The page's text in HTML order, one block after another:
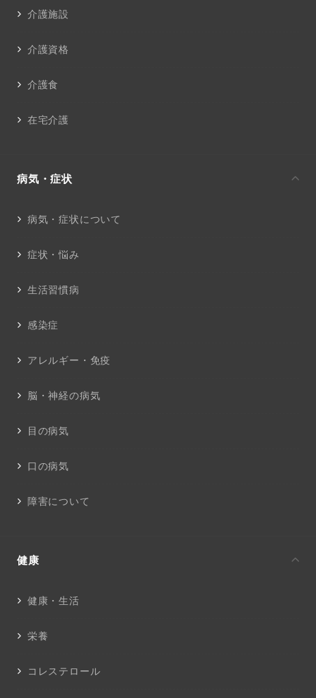
介護施設
介護資格
介護食
在宅介護
病気・症状
病気・症状について
症状・悩み
生活習慣病
感染症
アレルギー・免疫
脳・神経の病気
目の病気
口の病気
障害について
健康
健康・生活
栄養
コレステロール